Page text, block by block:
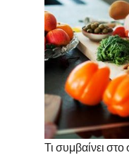
Τι συμβαίνει